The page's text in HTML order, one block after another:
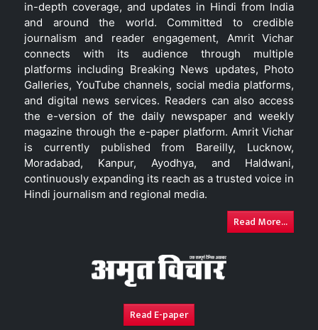
in-depth coverage, and updates in Hindi from India
and around the world. Committed to credible
journalism and reader engagement, Amrit Vichar
connects with its audience through multiple
platforms including Breaking News updates, Photo
Galleries, YouTube channels, social media platforms,
and digital news services. Readers can also access
the e-version of the daily newspaper and weekly
magazine through the e-paper platform. Amrit Vichar
is currently published from Bareilly, Lucknow,
Moradabad, Kanpur, Ayodhya, and Haldwani,
continuously expanding its reach as a trusted voice in
Hindi journalism and regional media.
Read More...
Read E-paper